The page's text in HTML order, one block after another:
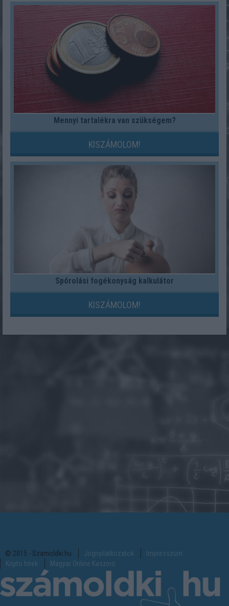
Mennyi tartalékra van szükségem?
KISZÁMOLOM!
Spórolási fogékonyság kalkulátor
KISZÁMOLOM!
© 2015 - Szamoldki.hu Jognyilatkozatok
Impresszum
Kripto hírek
Magyar Online Kaszino